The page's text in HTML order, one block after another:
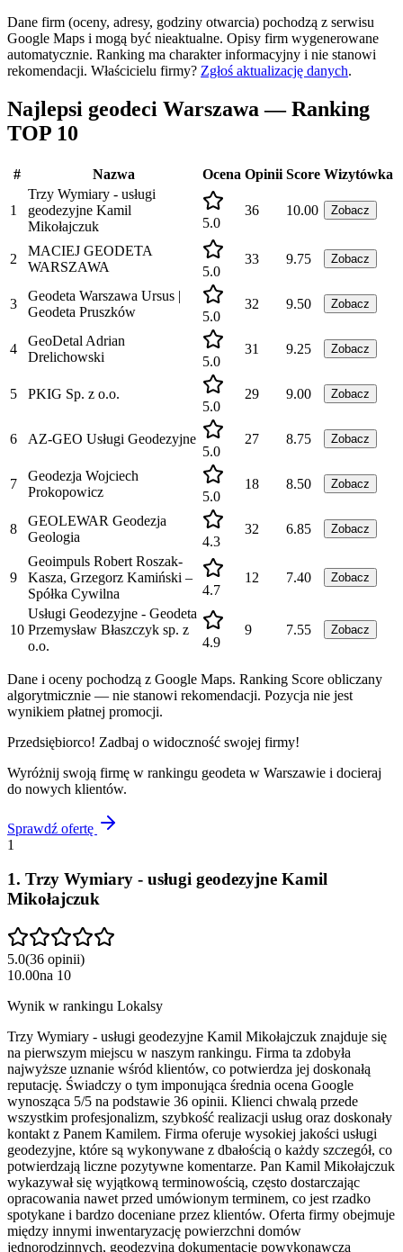
Dane firm (oceny, adresy, godziny otwarcia) pochodzą z serwisu
Google Maps i mogą być nieaktualne. Opisy firm wygenerowane
automatycznie. Ranking ma charakter informacyjny i nie stanowi
rekomendacji. Właścicielu firmy? Zgłoś aktualizację danych.
Najlepsi geodeci Warszawa — Ranking
TOP 10
# Nazwa Ocena Opinii Score Wizytówka
1
Trzy Wymiary - usługi
geodezyjne Kamil
Mikołajczuk
5.0
36 10.00 Zobacz
2
MACIEJ GEODETA
WARSZAWA
5.0
33 9.75 Zobacz
3
Geodeta Warszawa Ursus |
Geodeta Pruszków
5.0
32 9.50 Zobacz
4
GeoDetal Adrian
Drelichowski
5.0
31 9.25 Zobacz
5
PKIG Sp. z o.o.
5.0
29 9.00 Zobacz
6
AZ-GEO Usługi Geodezyjne
5.0
27 8.75 Zobacz
7
Geodezja Wojciech
Prokopowicz
5.0
18 8.50 Zobacz
8
GEOLEWAR Geodezja
Geologia
4.3
32 6.85 Zobacz
9
Geoimpuls Robert Roszak-
Kasza, Grzegorz Kamiński –
Spółka Cywilna
4.7
12 7.40 Zobacz
10
Usługi Geodezyjne - Geodeta
Przemysław Błaszczyk sp. z
o.o.
4.9
9 7.55 Zobacz
Dane i oceny pochodzą z Google Maps. Ranking Score obliczany
algorytmicznie — nie stanowi rekomendacji. Pozycja nie jest
wynikiem płatnej promocji.
Przedsiębiorco! Zadbaj o widoczność swojej firmy!
Wyróżnij swoją firmę w rankingu geodeta w Warszawie i docieraj
do nowych klientów.
Sprawdź ofertę
1
1. Trzy Wymiary - usługi geodezyjne Kamil
Mikołajczuk
5.0(36 opinii)
10.00na 10
Wynik w rankingu Lokalsy
Trzy Wymiary - usługi geodezyjne Kamil Mikołajczuk znajduje się
na pierwszym miejscu w naszym rankingu. Firma ta zdobyła
najwyższe uznanie wśród klientów, co potwierdza jej doskonałą
reputację. Świadczy o tym imponująca średnia ocena Google
wynosząca 5/5 na podstawie 36 opinii. Klienci chwalą przede
wszystkim profesjonalizm, szybkość realizacji usług oraz doskonały
kontakt z Panem Kamilem. Firma oferuje wysokiej jakości usługi
geodezyjne, które są wykonywane z dbałością o każdy szczegół, co
potwierdzają liczne pozytywne komentarze. Pan Kamil Mikołajczuk
wykazywał się wyjątkową terminowością, często dostarczając
opracowania nawet przed umówionym terminem, co jest rzadko
spotykane i bardzo doceniane przez klientów. Oferta firmy obejmuje
między innymi inwentaryzację powierzchni domów
jednorodzinnych, geodezyjną dokumentację powykonawczą